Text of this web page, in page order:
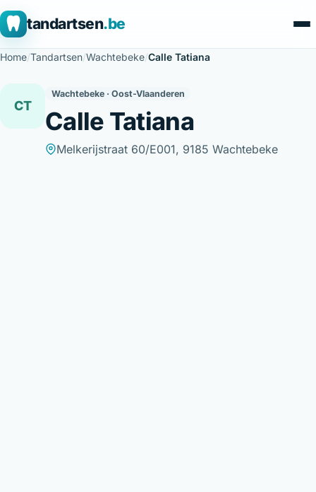
tandartsen.be
Home/Tandartsen/Wachtebeke/Calle Tatiana
CT
Wachtebeke · Oost-Vlaanderen
Calle Tatiana
Melkerijstraat 60/E001, 9185 Wachtebeke